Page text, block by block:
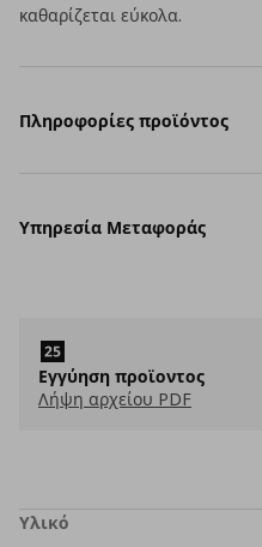
καθαρίζεται εύκολα.
Πληροφορίες προϊόντος
Υπηρεσία Μεταφοράς
Εγγύηση προϊοντος
Λήψη αρχείου PDF
Υλικό